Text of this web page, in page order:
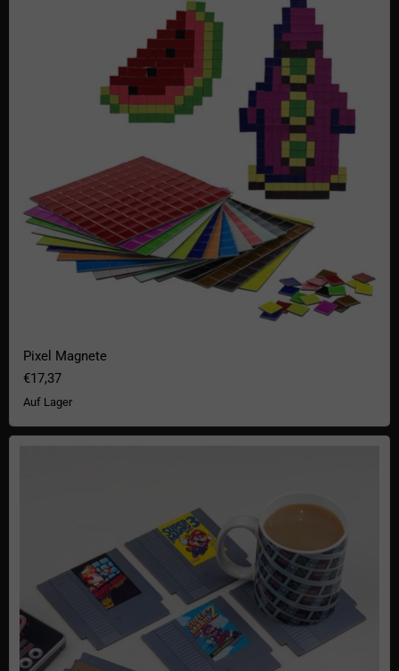
Pixel Magnete
€17,37
Auf Lager